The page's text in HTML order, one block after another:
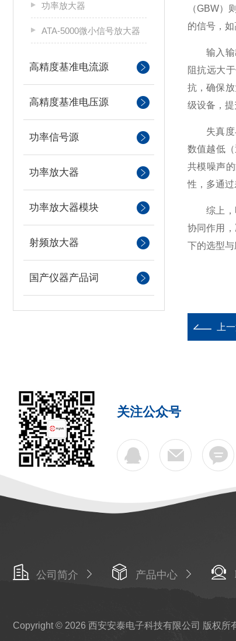
功率放大器
ATA-5000微小信号放大器
高精度基准电流源
高精度基准电压源
功率信号源
功率放大器
功率放大器模块
射频放大器
国产仪器产品词
（GBW）
的信号，
输入输出
阻抗远大
抗，确保
级设备，提
失真度与
数值越低
共模噪声
性，多通过
综上，噪
协同作用
下的选型
上
关注公众号
公司简介 产品中心
Copyright © 2026 西安安泰电子科技有限公司 版权所